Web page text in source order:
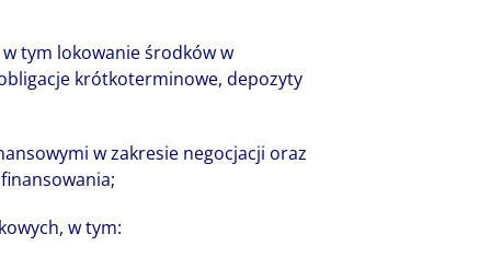
tym lokowanie środków w
krótkoterminowe, depozyty
w zakresie negocjacji oraz
w tym: